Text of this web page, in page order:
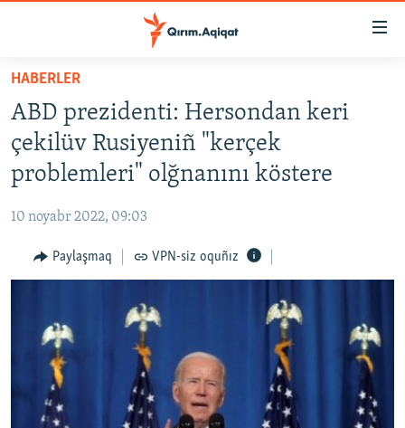
Esas
qaytmaq
Baş
navigatsiyağa
qaytmaq
Qıdıruvğa
qaytmaq
SİYASET
İQTİSADİYAT
MEDENİYET
İNSAN AQLARI
SÜRET
BLOGLAR
FİKİR
HABERLER
ABD prezidenti: Hersondan keri
çekilüv Rusiyeniñ "kerçek
problemleri" olğnanını köstere
10 noyabr 2022, 09:03
Paylaşmaq VPN-siz oquñız